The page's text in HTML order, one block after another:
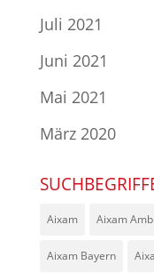
Juli 2021
Juni 2021
Mai 2021
März 2020
Aixam Aixam
Aixam Bayern